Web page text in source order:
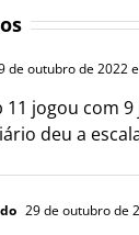
de outubro de 2022
11 jogou com
deu a
29 de outubro de